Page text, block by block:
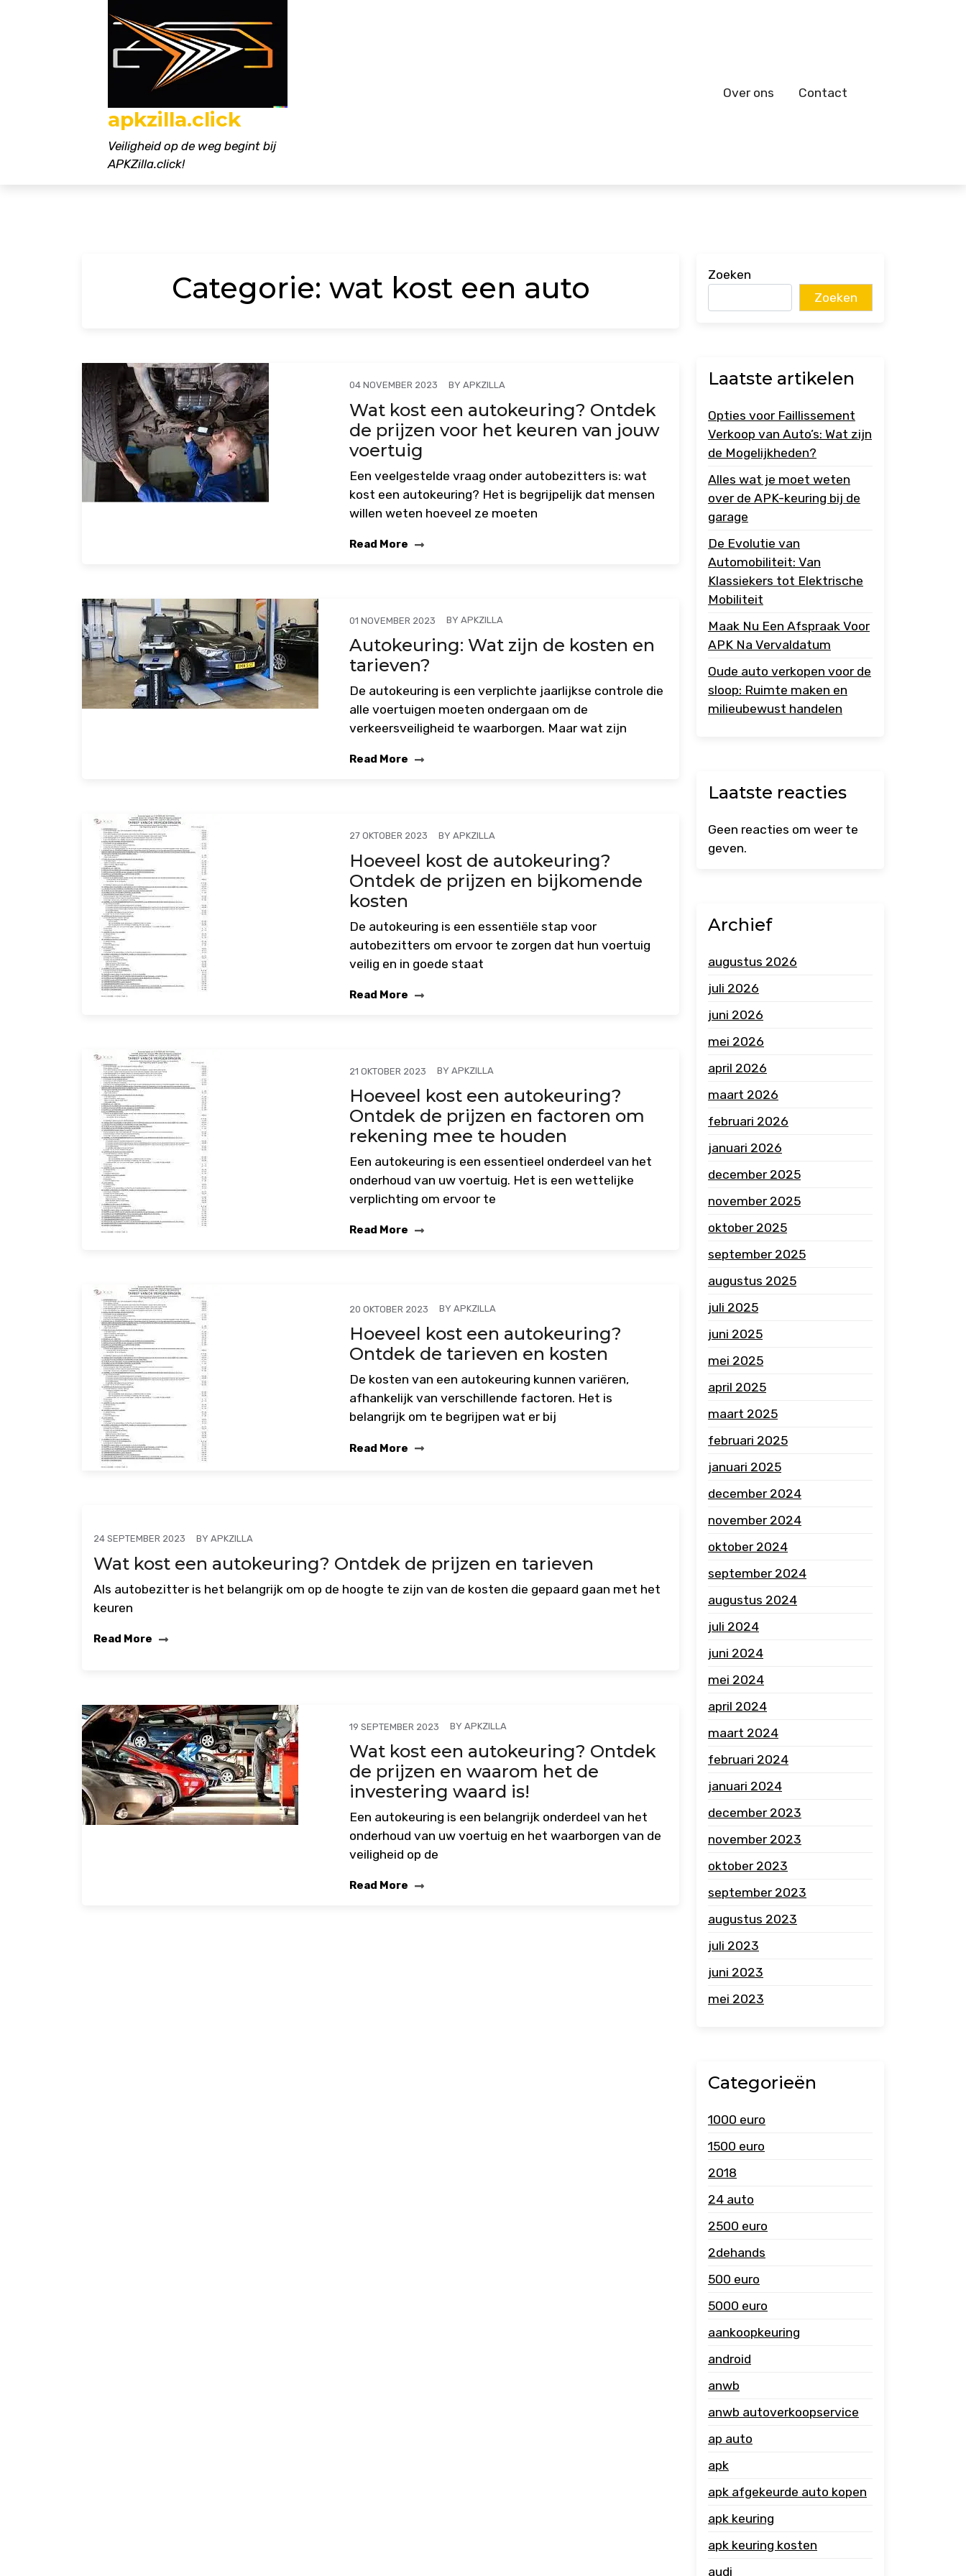
apkzilla.click
Veiligheid op de weg begint bij
APKZilla.click!
Over ons Contact
Categorie: wat kost een auto
04 NOVEMBER 2023 BYAPKZILLA
Wat kost een autokeuring? Ontdek
de prijzen voor het keuren van jouw
voertuig
Een veelgestelde vraag onder autobezitters is: wat
kost een autokeuring? Het is begrijpelijk dat mensen
willen weten hoeveel ze moeten
Read More
01 NOVEMBER 2023 BYAPKZILLA
Autokeuring: Wat zijn de kosten en
tarieven?
De autokeuring is een verplichte jaarlijkse controle die
alle voertuigen moeten ondergaan om de
verkeersveiligheid te waarborgen. Maar wat zijn
Read More
27 OKTOBER 2023 BYAPKZILLA
Hoeveel kost de autokeuring?
Ontdek de prijzen en bijkomende
kosten
De autokeuring is een essentiële stap voor
autobezitters om ervoor te zorgen dat hun voertuig
veilig en in goede staat
Read More
21 OKTOBER 2023 BYAPKZILLA
Hoeveel kost een autokeuring?
Ontdek de prijzen en factoren om
rekening mee te houden
Een autokeuring is een essentieel onderdeel van het
onderhoud van uw voertuig. Het is een wettelijke
verplichting om ervoor te
Read More
20 OKTOBER 2023 BYAPKZILLA
Hoeveel kost een autokeuring?
Ontdek de tarieven en kosten
De kosten van een autokeuring kunnen variëren,
afhankelijk van verschillende factoren. Het is
belangrijk om te begrijpen wat er bij
Read More
24 SEPTEMBER 2023 BY APKZILLA
Wat kost een autokeuring? Ontdek de prijzen en tarieven
Als autobezitter is het belangrijk om op de hoogte te zijn van de kosten die gepaard gaan met het
keuren
Read More
19 SEPTEMBER 2023 BYAPKZILLA
Wat kost een autokeuring? Ontdek
de prijzen en waarom het de
investering waard is!
Een autokeuring is een belangrijk onderdeel van het
onderhoud van uw voertuig en het waarborgen van de
veiligheid op de
Read More
Zoeken
Zoeken
Laatste artikelen
Opties voor Faillissement
Verkoop van Auto’s: Wat zijn
de Mogelijkheden?
Alles wat je moet weten
over de APK-keuring bij de
garage
De Evolutie van
Automobiliteit: Van
Klassiekers tot Elektrische
Mobiliteit
Maak Nu Een Afspraak Voor
APK Na Vervaldatum
Oude auto verkopen voor de
sloop: Ruimte maken en
milieubewust handelen
Laatste reacties
Geen reacties om weer te
geven.
Archief
augustus 2026
juli 2026
juni 2026
mei 2026
april 2026
maart 2026
februari 2026
januari 2026
december 2025
november 2025
oktober 2025
september 2025
augustus 2025
juli 2025
juni 2025
mei 2025
april 2025
maart 2025
februari 2025
januari 2025
december 2024
november 2024
oktober 2024
september 2024
augustus 2024
juli 2024
juni 2024
mei 2024
april 2024
maart 2024
februari 2024
januari 2024
december 2023
november 2023
oktober 2023
september 2023
augustus 2023
juli 2023
juni 2023
mei 2023
Categorieën
1000 euro
1500 euro
2018
24 auto
2500 euro
2dehands
500 euro
5000 euro
aankoopkeuring
android
anwb
anwb autoverkoopservice
ap auto
apk
apk afgekeurde auto kopen
apk keuring
apk keuring kosten
audi